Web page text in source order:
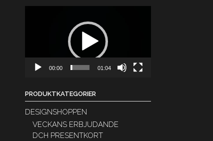
00:00 01:04
PRODUKTKATEGORIER
DESIGNSHOPPEN
VECKANS ERBJUDANDE
DCH PRESENTKORT